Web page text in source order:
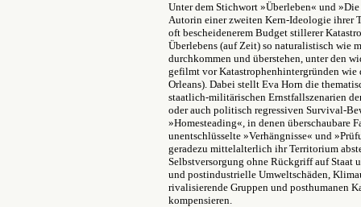
Unter dem Stichwort »Überleben« und
Autorin einer zweiten Kern-Ideologie ihrer
oft bescheidenerem Budget stillerer
Überlebens (auf Zeit) so naturalistisch wie
durchkommen und überstehen, unter den
gefilmt vor Katastrophenhintergründen wie
Orleans). Dabei stellt Eva Horn die
staatlich-militärischen Ernstfallszenarien
oder auch politisch regressiven Survival-
»Homesteading«, in denen überschaubare
unentschlüsselte »Verhängnisse« und
geradezu mittelalterlich ihr Territorium
Selbstversorgung ohne Rückgriff auf Staat
und postindustrielle Umweltschäden,
rivalisierende Gruppen und posthumanen
kompensieren.